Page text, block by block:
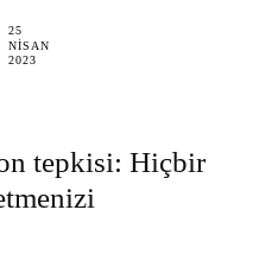
25
NISAN
2023
tepkisi: Hiçbir